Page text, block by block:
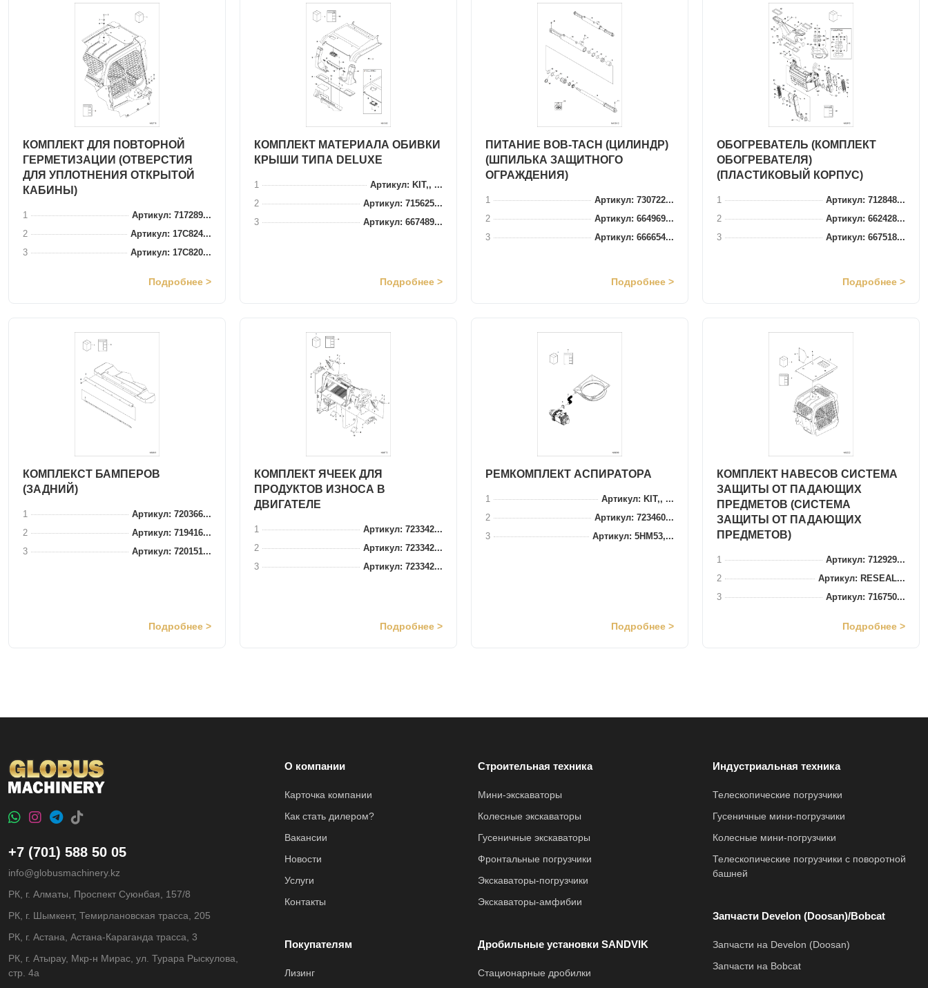
КОМПЛЕКТ ДЛЯ ПОВТОРНОЙ
ГЕРМЕТИЗАЦИИ (ОТВЕРСТИЯ
ДЛЯ УПЛОТНЕНИЯ ОТКРЫТОЙ
КАБИНЫ)
1
Артикул: 717289...
2
Артикул: 17C824...
3
Артикул: 17C820...
Подробнее >
КОМПЛЕКТ МАТЕРИАЛА ОБИВКИ
КРЫШИ ТИПА DELUXE
1
Артикул: KIT,, ...
2
Артикул: 715625...
3
Артикул: 667489...
Подробнее >
ПИТАНИЕ BOB-TACH (ЦИЛИНДР)
(ШПИЛЬКА ЗАЩИТНОГО
ОГРАЖДЕНИЯ)
1
Артикул: 730722...
2
Артикул: 664969...
3
Артикул: 666654...
Подробнее >
ОБОГРЕВАТЕЛЬ (КОМПЛЕКТ
ОБОГРЕВАТЕЛЯ)
(ПЛАСТИКОВЫЙ КОРПУС)
1
Артикул: 712848...
2
Артикул: 662428...
3
Артикул: 667518...
Подробнее >
КОМПЛЕКСТ БАМПЕРОВ
(ЗАДНИЙ)
1
Артикул: 720366...
2
Артикул: 719416...
3
Артикул: 720151...
Подробнее >
КОМПЛЕКТ ЯЧЕЕК ДЛЯ
ПРОДУКТОВ ИЗНОСА В
ДВИГАТЕЛЕ
1
Артикул: 723342...
2
Артикул: 723342...
3
Артикул: 723342...
Подробнее >
РЕМКОМПЛЕКТ АСПИРАТОРА
1
Артикул: KIT,, ...
2
Артикул: 723460...
3
Артикул: 5HM53,...
Подробнее >
КОМПЛЕКТ НАВЕСОВ СИСТЕМА
ЗАЩИТЫ ОТ ПАДАЮЩИХ
ПРЕДМЕТОВ (СИСТЕМА
ЗАЩИТЫ ОТ ПАДАЮЩИХ
ПРЕДМЕТОВ)
1
Артикул: 712929...
2
Артикул: RESEAL...
3
Артикул: 716750...
Подробнее >
+7 (701) 588 50 05
info@globusmachinery.kz
РК, г. Алматы, Проспект Суюнбая, 157/8
РК, г. Шымкент, Темирлановская трасса, 205
РК, г. Астана, Астана-Караганда трасса, 3
РК, г. Атырау, Мкр-н Мирас, ул. Турара Рыскулова,
стр. 4а
О компании
Карточка компании
Как стать дилером?
Вакансии
Новости
Услуги
Контакты
Покупателям
Лизинг
Строительная техника
Мини-экскаваторы
Колесные экскаваторы
Гусеничные экскаваторы
Фронтальные погрузчики
Экскаваторы-погрузчики
Экскаваторы-амфибии
Дробильные установки SANDVIK
Стационарные дробилки
Индустриальная техника
Телескопические погрузчики
Гусеничные мини-погрузчики
Колесные мини-погрузчики
Телескопические погрузчики с поворотной
башней
Запчасти Develon (Doosan)/Bobcat
Запчасти на Develon (Doosan)
Запчасти на Bobcat